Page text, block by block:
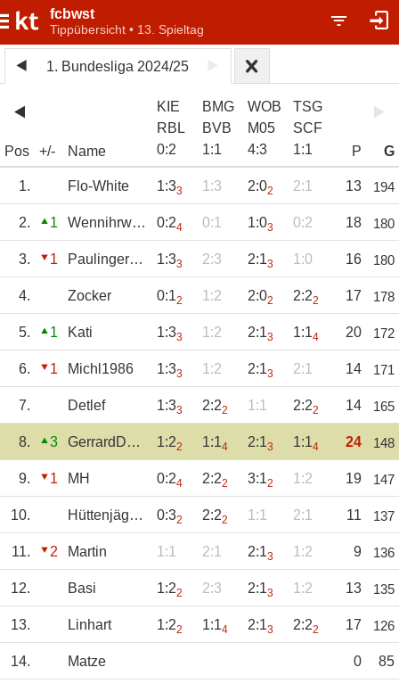
fcbwst
Tippübersicht • 13. Spieltag
1. Bundesliga 2024/25
Pos +/- Name
KIE
RBL
0:2
BMG
BVB
1:1
WOB
M05
4:3
TSG
SCF
1:1 P G
1. Flo-White 1:33 1:3 2:02 2:1 13 194
2. 1 Wennihrwüstet 0:24 0:1 1:03 0:2 18 180
3. 1 Paulingerpaulpa 1:33 2:3 2:13 1:0 16 180
4. Zocker 0:12 1:2 2:02 2:22 17 178
5. 1 Kati 1:33 1:2 2:13 1:14 20 172
6. 1 Michl1986 1:33 1:2 2:13 2:1 14 171
7. Detlef 1:33 2:22 1:1 2:22 14 165
8. 3 GerrardDanny 1:22 1:14 2:13 1:14 24 148
9. 1 MH 0:24 2:22 3:12 1:2 19 147
10. Hüttenjäger2000 0:32 2:22 1:1 2:1 11 137
11. 2 Martin 1:1 2:1 2:13 1:2 9 136
12. Basi 1:22 2:3 2:13 1:2 13 135
13. Linhart 1:22 1:14 2:13 2:22 17 126
14. Matze 0 85